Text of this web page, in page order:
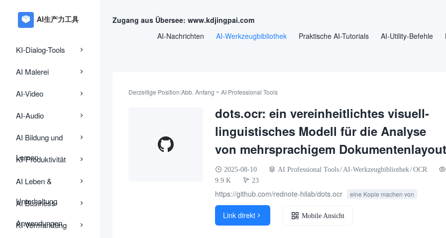
KI-Dialog-Tools
AI Malerei
AI-Video
AI-Audio
AI Bildung und
Lernen
KI-Produktivität
AI Leben &
Unterhaltung
AI Business-
Anwendungen
KI-Vermarktung
Zugang aus Übersee: www.kdjingpai.com
AI-Nachrichten
AI-Werkzeugbibliothek Praktische AI-Tutorials AI-Utility-Befehle
Derzeitige Position:Abb. Anfang » AI Professional Tools
dots.ocr: ein vereinheitlichtes visuell-
linguistisches Modell für die Analyse
von mehrsprachigem Dokumentenlayout
2025-08-10 AI Professional Tools/ AI-Werkzeugbibliothek/OCR
9.9 K
23
https://github.com/rednote-hilab/dots.ocr eine Kopie machen von
Link direkt  Mobile Ansicht